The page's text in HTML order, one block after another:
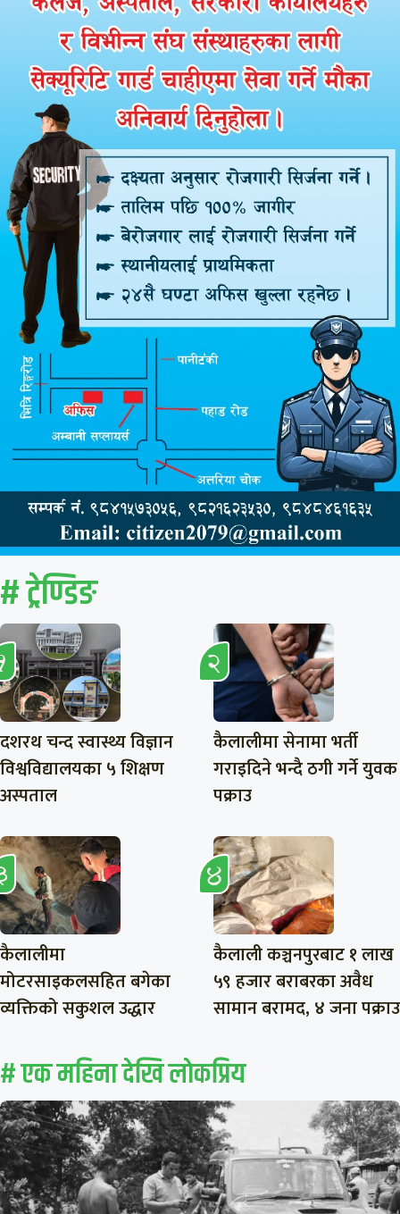
# ट्रेण्डिङ
दशरथ चन्द स्वास्थ्य विज्ञान
विश्वविद्यालयका ५ शिक्षण
अस्पताल
कैलालीमा सेनामा भर्ती
गराइदिने भन्दै ठगी गर्ने युवक
पक्राउ
कैलालीमा
मोटरसाइकलसहित बगेका
व्यक्तिको सकुशल उद्धार
कैलाली कञ्चनपुरबाट १ लाख
५९ हजार बराबरका अवैध
सामान बरामद, ४ जना पक्राउ
# एक महिना देखि लाेकप्रिय